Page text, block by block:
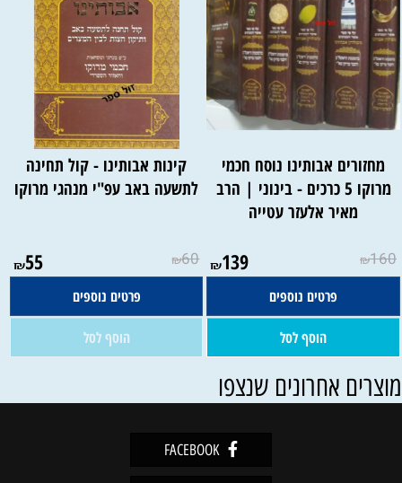
מחזורים אבותינו נוסח חכמי
מרוקו 5 כרכים - בינוני | הרב
מאיר אלעזר עטייה
₪160
₪139
פרטים נוספים
הוסף לסל
קינות אבותינו - קול תחינה
לתשעה באב עפ"י מנהגי מרוקו
₪60
₪55
פרטים נוספים
הוסף לסל
אחרונים שנצפו
FACEBOOK